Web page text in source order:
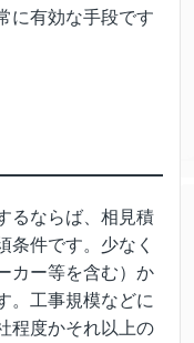
に有効な手段です
るならば、相見積
条件です。少なく
カー等を含む）か
。工事規模などに
程度かそれ以上の